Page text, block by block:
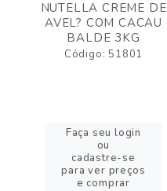
NUTELLA CREME DE
AVEL? COM CACAU
BALDE 3KG
Código: 51801
Faça seu login
ou
cadastre-se
para ver preços
e comprar